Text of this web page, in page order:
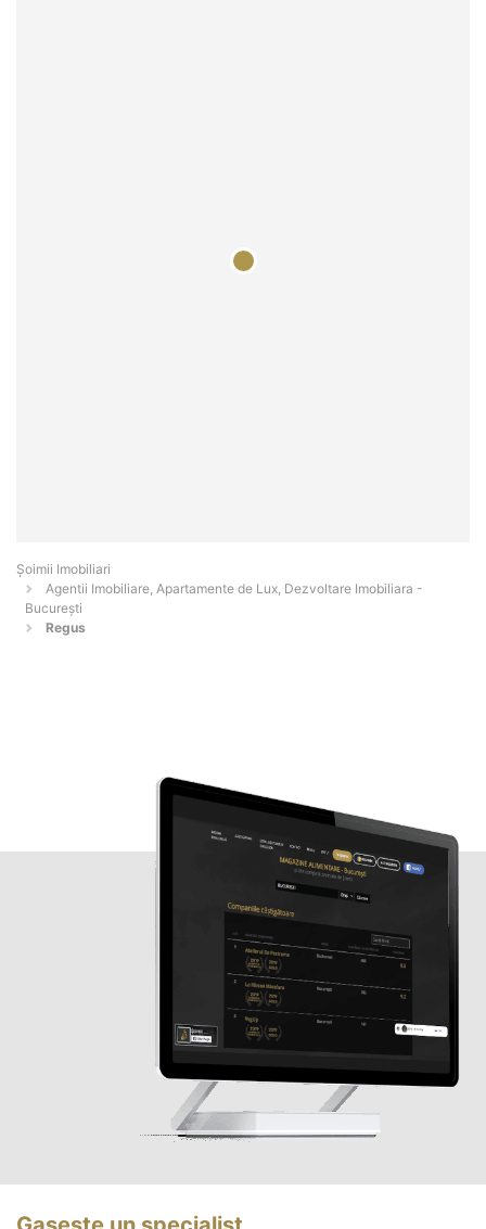
Șoimii Imobiliari
Agentii Imobiliare, Apartamente de Lux, Dezvoltare Imobiliara -
Bucureşti
Regus